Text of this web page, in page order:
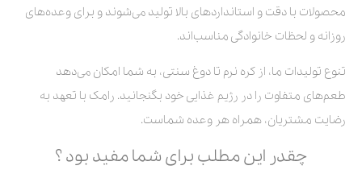
محصولات با دقت و استانداردهای بالا تولید می‌شوند و برای وعده‌های
روزانه و لحظات خانوادگی مناسب‌اند.
تنوع تولیدات ما، از کره نرم تا دوغ سنتی، به شما امکان می‌دهد
طعم‌های متفاوت را در رژیم غذایی خود بگنجانید. رامک با تعهد به
رضایت مشتریان، همراه هر وعده شماست.
چقدر این مطلب برای شما مفید بود ؟